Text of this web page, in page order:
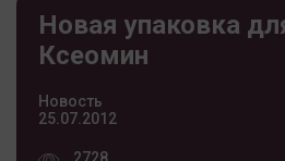
Новая упаковка
Ксеомин
Новость
25.07.2012